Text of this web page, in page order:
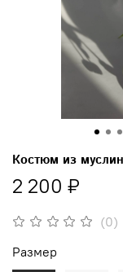
(0)
Костюм из
2 200 ₽
Размер